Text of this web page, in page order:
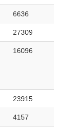
6636
27309
16096
23915
4157